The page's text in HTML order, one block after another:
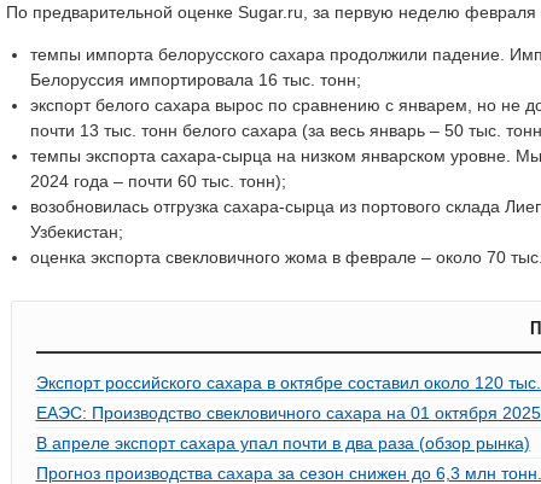
По предварительной оценке Sugar.ru, за первую неделю
темпы импорта белорусского сахара продолжили падение.
Белоруссия импортировала 16 тыс. тонн;
экспорт белого сахара вырос по сравнению с январем, но не
почти 13 тыс. тонн белого сахара (за весь январь – 50 тыс.
темпы экспорта сахара-сырца на низком январском уровне.
2024 года – почти 60 тыс. тонн);
возобновилась отгрузка сахара-сырца из портового склада
Узбекистан;
оценка экспорта свекловичного жома в феврале – около 70
Экспорт российского сахара в октябре составил около 120
ЕАЭС: Производство свекловичного сахара на 01 октября
В апреле экспорт сахара упал почти в два раза (обзор рынка)
Прогноз производства сахара за сезон снижен до 6,3 млн